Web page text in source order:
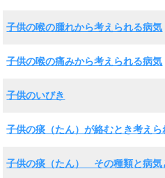
子供の喉の腫れから考えられる病気
子供の喉の痛みから考えられる病気
子供のいびき
子供の痰（たん）が絡むとき考え
子供の痰（たん） その種類と病気